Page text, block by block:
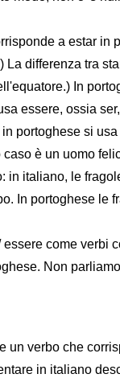
a estar in
La differenza tra
In
essere, ossia
portoghese si
è un uomo
in italiano, le
In portoghese le
essere come
Non
un verbo che
in italiano